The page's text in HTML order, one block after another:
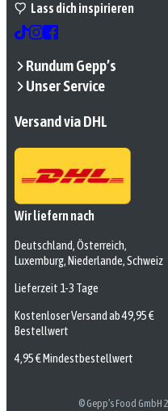
Lass dich inspirieren
Rundum Gepp’s
Unser Service
Versand via DHL
Wir liefern nach
Deutschland, Österreich,
Luxemburg, Niederlande, Schweiz
Lieferzeit 1-3 Tage
Kostenloser Versand ab 49,95 €
Bestellwert
4,95 € Mindestbestellwert
© Gepp’s Food GmbH